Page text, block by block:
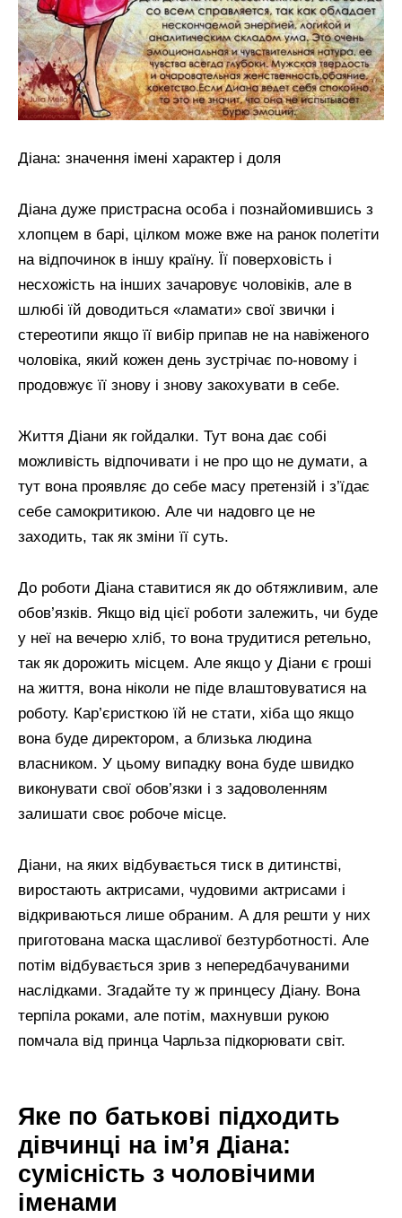
Діана: значення імені характер і доля
Діана дуже пристрасна особа і познайомившись з
хлопцем в барі, цілком може вже на ранок полетіти
на відпочинок в іншу країну. Її поверховість і
несхожість на інших зачаровує чоловіків, але в
шлюбі їй доводиться «ламати» свої звички і
стереотипи якщо її вибір припав не на навіженого
чоловіка, який кожен день зустрічає по-новому і
продовжує її знову і знову закохувати в себе.
Життя Діани як гойдалки. Тут вона дає собі
можливість відпочивати і не про що не думати, а
тут вона проявляє до себе масу претензій і з’їдає
себе самокритикою. Але чи надовго це не
заходить, так як зміни її суть.
До роботи Діана ставитися як до обтяжливим, але
обов’язків. Якщо від цієї роботи залежить, чи буде
у неї на вечерю хліб, то вона трудитися ретельно,
так як дорожить місцем. Але якщо у Діани є гроші
на життя, вона ніколи не піде влаштовуватися на
роботу. Кар’єристкою їй не стати, хіба що якщо
вона буде директором, а близька людина
власником. У цьому випадку вона буде швидко
виконувати свої обов’язки і з задоволенням
залишати своє робоче місце.
Діани, на яких відбувається тиск в дитинстві,
виростають актрисами, чудовими актрисами і
відкриваються лише обраним. А для решти у них
приготована маска щасливої безтурботності. Але
потім відбувається зрив з непередбачуваними
наслідками. Згадайте ту ж принцесу Діану. Вона
терпіла роками, але потім, махнувши рукою
помчала від принца Чарльза підкорювати світ.
Яке по батькові підходить
дівчинці на ім’я Діана:
сумісність з чоловічими
іменами